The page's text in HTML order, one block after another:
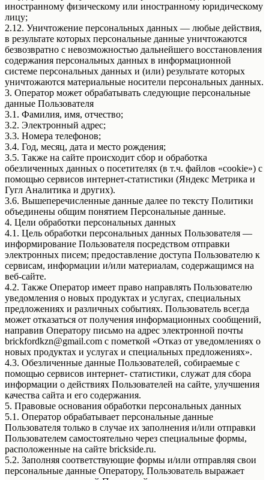
иностранному физическому или иностранному юридическому
лицу;
2.12. Уничтожение персональных данных — любые действия,
в результате которых персональные данные уничтожаются
безвозвратно с невозможностью дальнейшего восстановления
содержания персональных данных в информационной
системе персональных данных и (или) результате которых
уничтожаются материальные носители персональных данных.
3. Оператор может обрабатывать следующие персональные
данные Пользователя
3.1. Фамилия, имя, отчество;
3.2. Электронный адрес;
3.3. Номера телефонов;
3.4. Год, месяц, дата и место рождения;
3.5. Также на сайте происходит сбор и обработка
обезличенных данных о посетителях (в т.ч. файлов «cookie») с
помощью сервисов интернет-статистики (Яндекс Метрика и
Гугл Аналитика и других).
3.6. Вышеперечисленные данные далее по тексту Политики
объединены общим понятием Персональные данные.
4. Цели обработки персональных данных
4.1. Цель обработки персональных данных Пользователя —
информирование Пользователя посредством отправки
электронных писем; предоставление доступа Пользователю к
сервисам, информации и/или материалам, содержащимся на
веб-сайте.
4.2. Также Оператор имеет право направлять Пользователю
уведомления о новых продуктах и услугах, специальных
предложениях и различных событиях. Пользователь всегда
может отказаться от получения информационных сообщений,
направив Оператору письмо на адрес электронной почты
brickfordkzn@gmail.com с пометкой «Отказ от уведомлениях о
новых продуктах и услугах и специальных предложениях».
4.3. Обезличенные данные Пользователей, собираемые с
помощью сервисов интернет- статистики, служат для сбора
информации о действиях Пользователей на сайте, улучшения
качества сайта и его содержания.
5. Правовые основания обработки персональных данных
5.1. Оператор обрабатывает персональные данные
Пользователя только в случае их заполнения и/или отправки
Пользователем самостоятельно через специальные формы,
расположенные на сайте brickside.ru.
5.2. Заполняя соответствующие формы и/или отправляя свои
персональные данные Оператору, Пользователь выражает